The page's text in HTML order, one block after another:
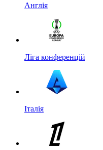
Англія
Ліга конференцій
Італія